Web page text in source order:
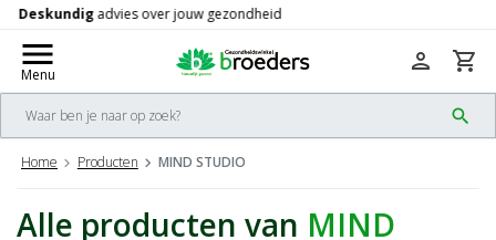
check Gratisverzending vanaf 50,-
menu
Menu
search
person shopping_cart
Home Producten MIND STUDIO
Alle producten van MIND